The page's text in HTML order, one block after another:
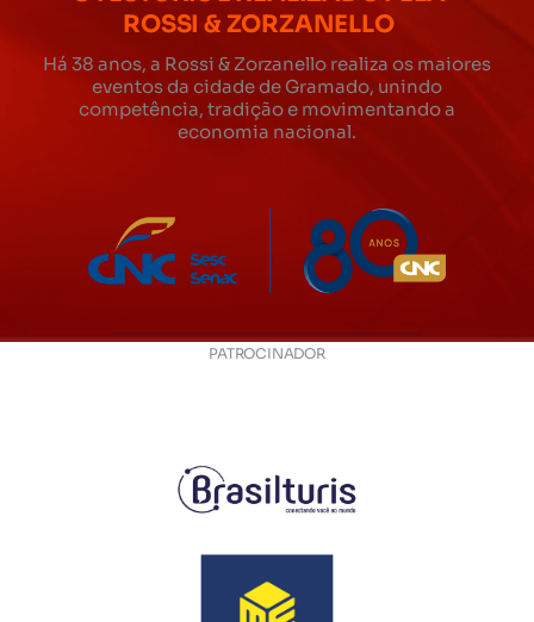
ROSSI & ZORZANELLO
Há 38 anos, a Rossi & Zorzanello realiza os maiores
eventos da cidade de Gramado, unindo
competência, tradição e movimentando a
economia nacional.
PATROCINADOR